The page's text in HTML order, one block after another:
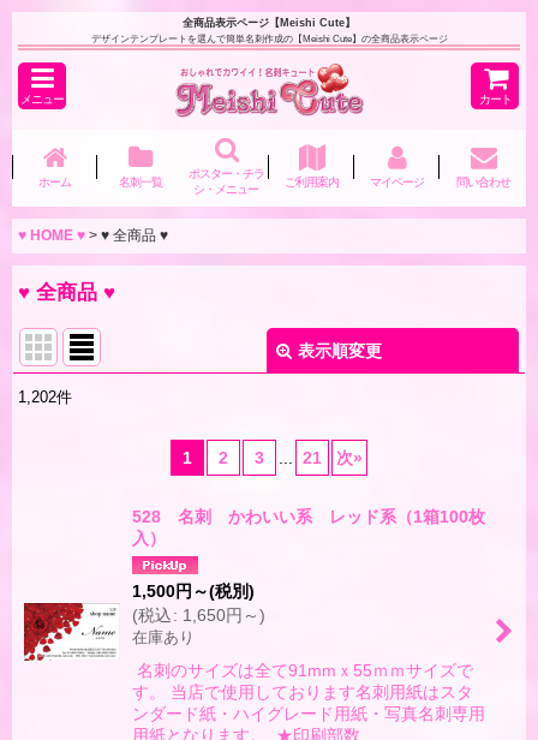
全商品表示ページ【Meishi Cute】
デザインテンプレートを選んで簡単名刺作成の【Meishi Cute】の全商品表示ページ
メニュー カート
ホーム 名刺一覧
ポスター・チラ
シ・メニュー
ご利用案内 マイページ 問い合わせ
♥ HOME ♥ > ♥ 全商品 ♥
♥ 全商品 ♥
表示順変更
1,202件
1 2 3 ... 21 次»
528 名刺 かわいい系 レッド系（1箱100枚
入）
1,500円 ～(税別)
(税込: 1,650円 ～)
在庫あり
名刺のサイズは全て91mmｘ55ｍｍサイズで
す。 当店で使用しております名刺用紙はスタ
ンダード紙・ハイグレード用紙・写真名刺専用
用紙となります。 ★印刷部数…